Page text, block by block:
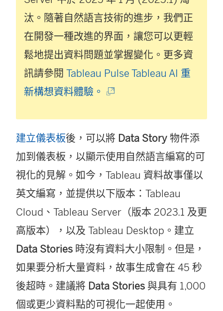
汰。隨著自然語言技術的進步，我們正
在開發一種改進的界面，讓您可以更輕
鬆地提出資料問題並掌握變化。更多資
訊請參閱 Tableau Pulse Tableau AI 重
新構想資料體驗。 (
在
新
窗
)
建立儀表板後，可以將 Data Story 物件添
加到儀表板，以顯示使用自然語言編寫的可
視化的見解。如今，Tableau 資料故事僅以
英文編寫，並提供以下版本： Tableau
Cloud 、 Tableau Server （版本 2023.1 及更
高版本），以及 Tableau Desktop 。建立
Data Stories 時沒有資料大小限制。但是，
如果要分析大量資料，故事生成會在 45 秒
後超時。建議將 Data Stories 與具有 1,000
個或更少資料點的可視化一起使用。